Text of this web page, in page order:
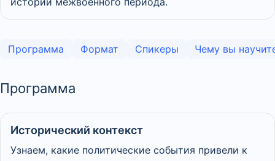
Программа Формат Спикеры Чему вы
Программа
Исторический контекст
Узнаем, какие политические события привели к